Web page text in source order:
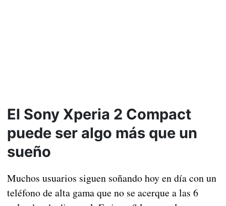
El Sony Xperia 2 Compact
puede ser algo más que un
sueño
Muchos usuarios siguen soñando hoy en día con un
teléfono de alta gama que no se acerque a las 6